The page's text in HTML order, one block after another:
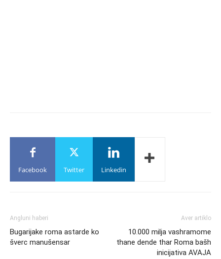
Facebook Twitter Linkedin
Angluni haberi
Bugarijake roma astarde ko
šverc manušensar
Aver artiklo
10.000 milja vashramome
thane dende thar Roma bašh
inicijativa AVAJA